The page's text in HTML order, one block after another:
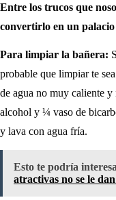
Entre los trucos que
convertirlo en un palacio
Para limpiar la bañera:
probable que limpiar te
de agua no muy caliente
alcohol y ¼ vaso de
y lava con agua fría.
Esto te podría
atractivas no se le